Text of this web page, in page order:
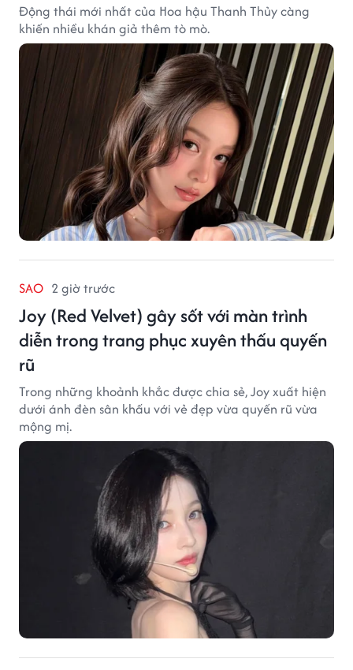
Động thái mới nhất của Hoa hậu Thanh Thủy càng
khiến nhiều khán giả thêm tò mò.
SAO 2 giờ trước
Joy (Red Velvet) gây sốt với màn trình
diễn trong trang phục xuyên thấu quyến
rũ
Trong những khoảnh khắc được chia sẻ, Joy xuất hiện
dưới ánh đèn sân khấu với vẻ đẹp vừa quyến rũ vừa
mộng mị.